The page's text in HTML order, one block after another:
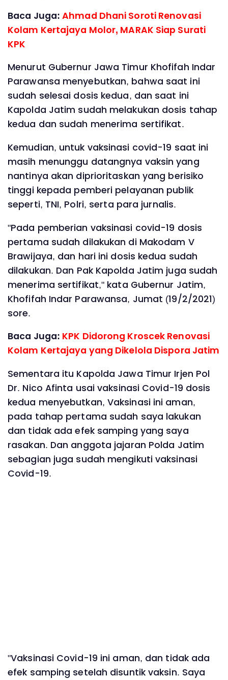
Baca Juga:Ahmad Dhani Soroti Renovasi
Kolam Kertajaya Molor, MARAK Siap Surati
KPK
Menurut Gubernur Jawa Timur Khofifah Indar
Parawansa menyebutkan, bahwa saat ini
sudah selesai dosis kedua, dan saat ini
Kapolda Jatim sudah melakukan dosis tahap
kedua dan sudah menerima sertifikat.
Kemudian, untuk vaksinasi covid-19 saat ini
masih menunggu datangnya vaksin yang
nantinya akan diprioritaskan yang berisiko
tinggi kepada pemberi pelayanan publik
seperti, TNI, Polri, serta para jurnalis.
"Pada pemberian vaksinasi covid-19 dosis
pertama sudah dilakukan di Makodam V
Brawijaya, dan hari ini dosis kedua sudah
dilakukan. Dan Pak Kapolda Jatim juga sudah
menerima sertifikat," kata Gubernur Jatim,
Khofifah Indar Parawansa, Jumat (19/2/2021)
sore.
Baca Juga: KPK Didorong Kroscek Renovasi
Kolam Kertajaya yang Dikelola Dispora Jatim
Sementara itu Kapolda Jawa Timur Irjen Pol
Dr. Nico Afinta usai vaksinasi Covid-19 dosis
kedua menyebutkan, Vaksinasi ini aman,
pada tahap pertama sudah saya lakukan
dan tidak ada efek samping yang saya
rasakan. Dan anggota jajaran Polda Jatim
sebagian juga sudah mengikuti vaksinasi
Covid-19.
"Vaksinasi Covid-19 ini aman, dan tidak ada
efek samping setelah disuntik vaksin. Saya